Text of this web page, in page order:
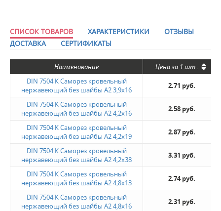
СПИСОК ТОВАРОВ ХАРАКТЕРИСТИКИ
ОТЗЫВЫ
ДОСТАВКА
СЕРТИФИКАТЫ
Наименование Цена за 1 шт.
DIN 7504 К Саморез кровельный
нержавеющий без шайбы А2 3,9х16
2.71 руб.
DIN 7504 К Саморез кровельный
нержавеющий без шайбы А2 4,2х16
2.58 руб.
DIN 7504 К Саморез кровельный
нержавеющий без шайбы А2 4,2х19
2.87 руб.
DIN 7504 К Саморез кровельный
нержавеющий без шайбы А2 4,2х38
3.31 руб.
DIN 7504 К Саморез кровельный
нержавеющий без шайбы А2 4,8х13
2.74 руб.
DIN 7504 К Саморез кровельный
нержавеющий без шайбы А2 4,8х16
2.31 руб.